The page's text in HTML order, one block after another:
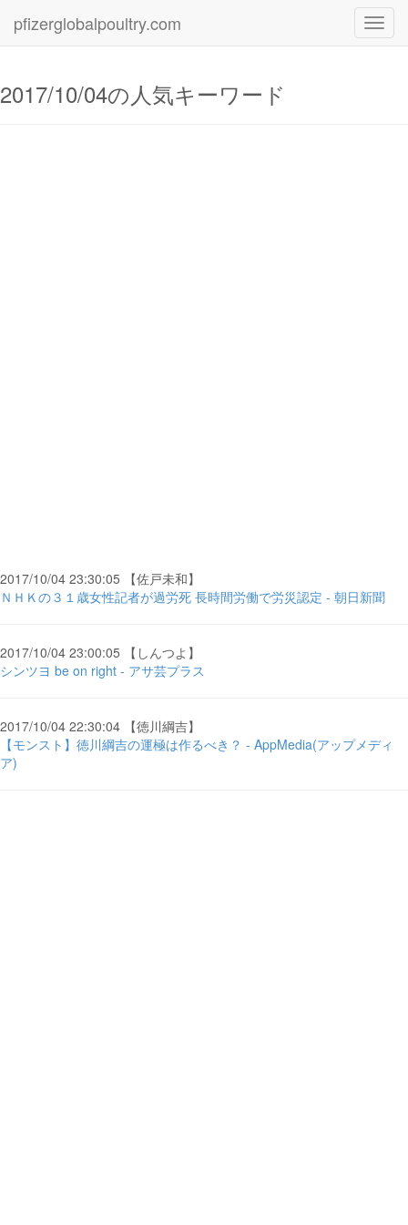
pfizerglobalpoultry.com
2017/10/04の人気キーワード
2017/10/04 23:30:05 【佐戸未和】
ＮＨＫの３１歳女性記者が過労死 長時間労働で労災認定 - 朝日新聞
2017/10/04 23:00:05 【しんつよ】
シンツヨ be on right - アサ芸プラス
2017/10/04 22:30:04 【徳川綱吉】
【モンスト】徳川綱吉の運極は作るべき？ - AppMedia(アップメディ
ア)